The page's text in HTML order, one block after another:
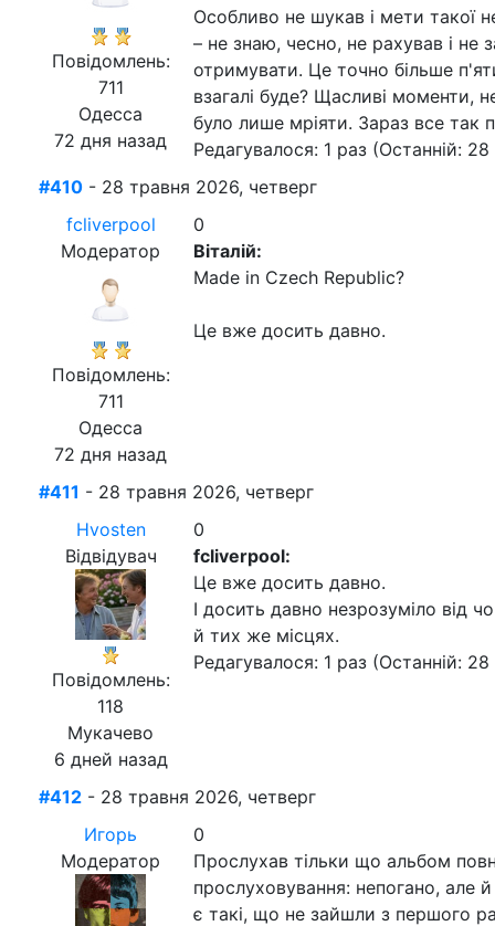
Повідомлень:
711
Одесса
72 дня назад
Особливо не шукав і мети такої
– не знаю, чесно, не рахував і не
отримувати. Це точно більше
взагалі буде? Щасливі моменти,
було лише мріяти. Зараз все так
Редагувалося: 1 раз (Останній:
#410 - 28 травня 2026, четверг
fcliverpool
Модератор
Повідомлень:
711
Одесса
72 дня назад
0
Віталій:
Made in Czech Republic?
Це вже досить давно.
#411 - 28 травня 2026, четверг
Hvosten
Відвідувач
Повідомлень:
118
Мукачево
6 дней назад
0
fcliverpool:
Це вже досить давно.
І досить давно незрозуміло від
й тих же місцях.
Редагувалося: 1 раз (Останній:
#412 - 28 травня 2026, четверг
Игорь
Модератор
0
Прослухав тільки що альбом
прослуховування: непогано, але
є такі, що не зайшли з першого